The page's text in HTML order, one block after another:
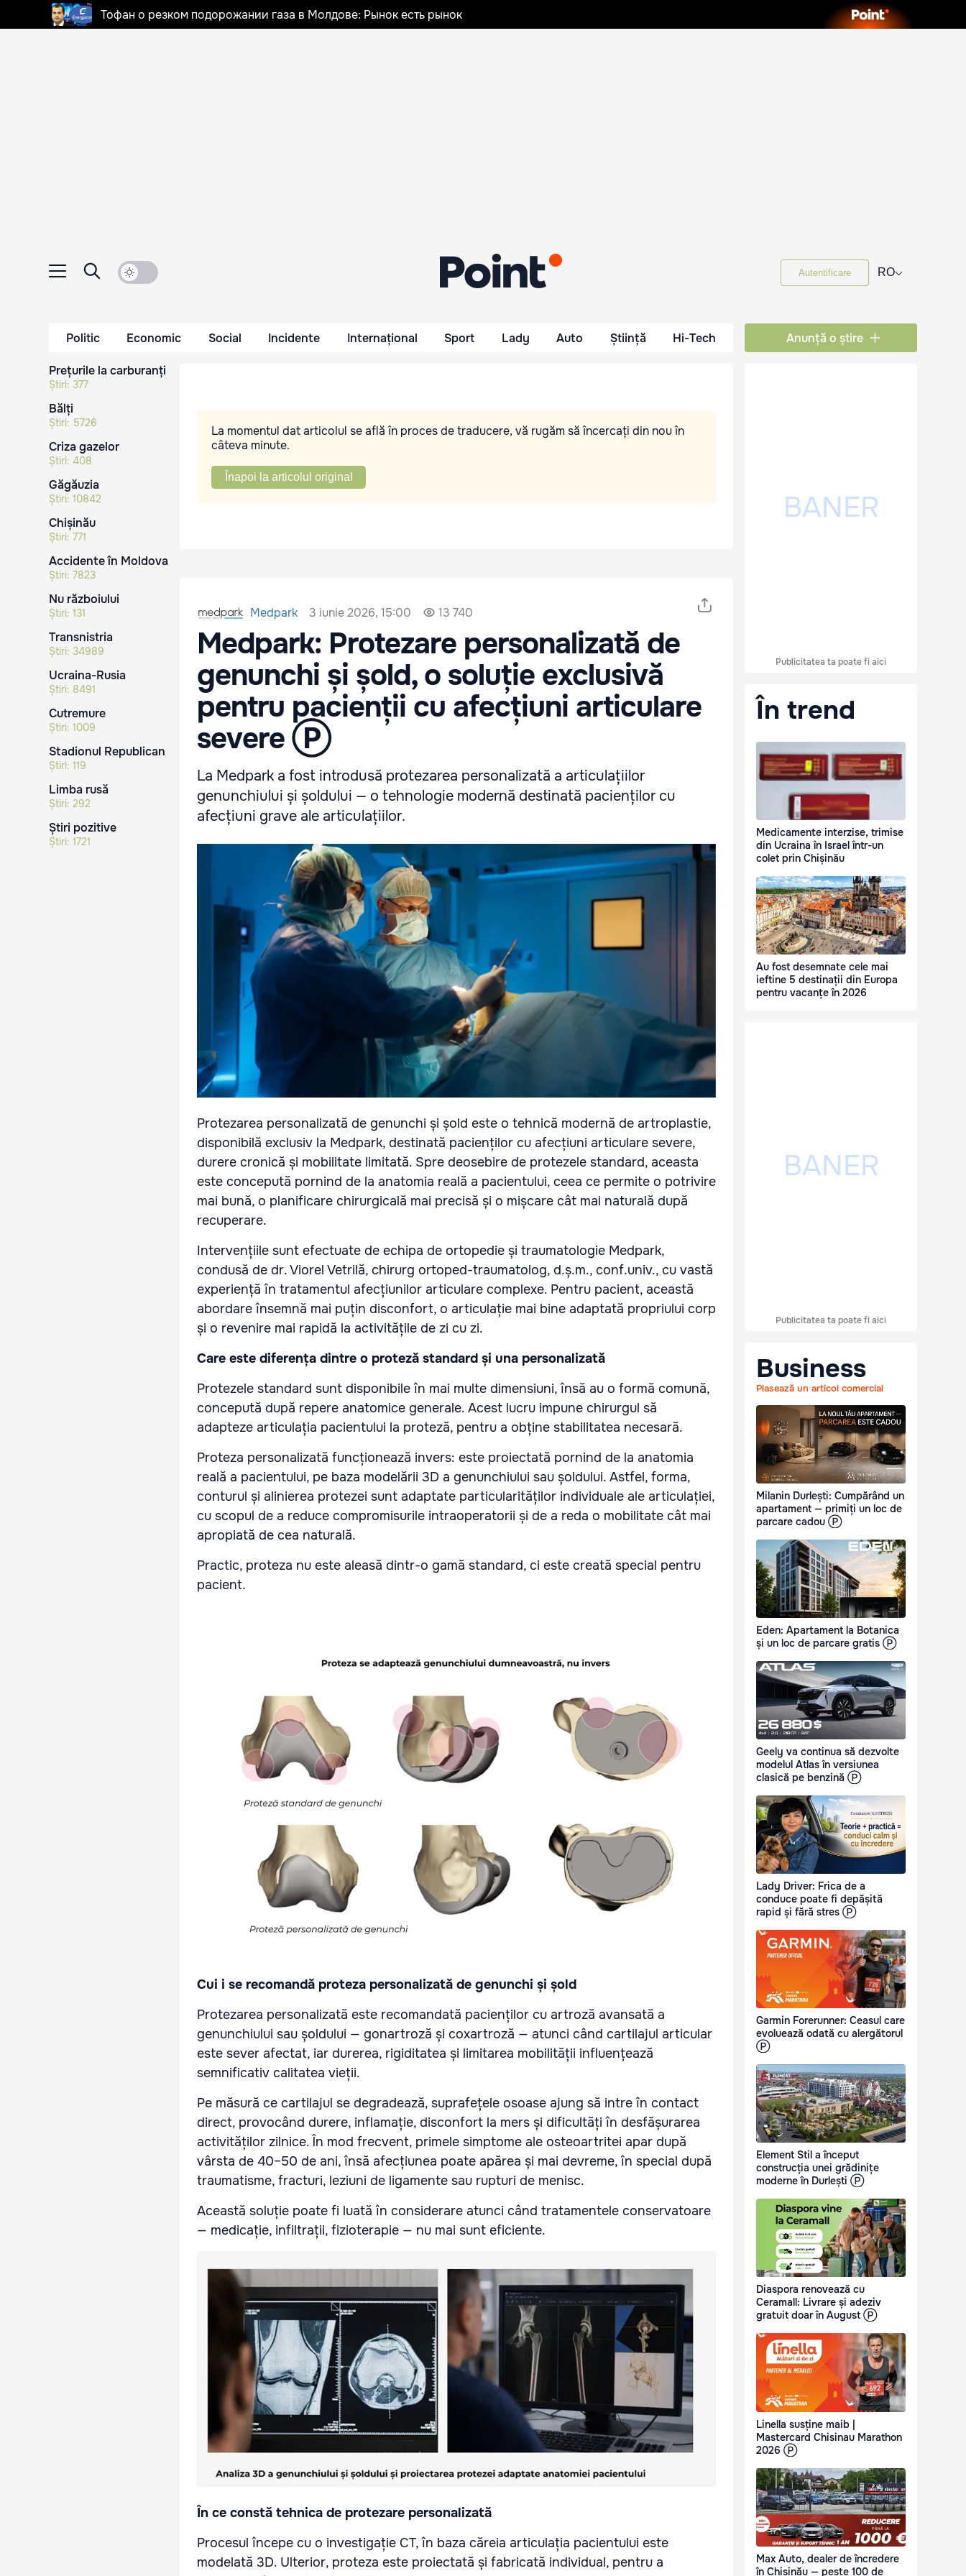
Тофан о резком подорожании газа в Молдове: Рынок есть рынок
Autentificare RO⌵
Politic Economic Social Incidente Internațional Sport Lady Auto Știință Hi-Tech Anunță o știre
Prețurile la carburanți
Știri: 377
Bălți
Știri: 5726
Criza gazelor
Știri: 408
Găgăuzia
Știri: 10842
Chișinău
Știri: 771
Accidente în Moldova
Știri: 7823
Nu războiului
Știri: 131
Transnistria
Știri: 34989
Ucraina-Rusia
Știri: 8491
Cutremure
Știri: 1009
Stadionul Republican
Știri: 119
Limba rusă
Știri: 292
Știri pozitive
Știri: 1721
La momentul dat articolul se află în proces de traducere, vă rugăm să încercați din nou în
câteva minute.
Înapoi la articolul original
Medpark 3 iunie 2026, 15:00 13 740
Medpark: Protezare personalizată de
genunchi și șold, o soluție exclusivă
pentru pacienții cu afecțiuni articulare
severe Ⓟ
La Medpark a fost introdusă protezarea personalizată a articulațiilor
genunchiului și șoldului — o tehnologie modernă destinată pacienților cu
afecțiuni grave ale articulațiilor.
Protezarea personalizată de genunchi și șold este o tehnică modernă de artroplastie,
disponibilă exclusiv la Medpark, destinată pacienților cu afecțiuni articulare severe,
durere cronică și mobilitate limitată. Spre deosebire de protezele standard, aceasta
este concepută pornind de la anatomia reală a pacientului, ceea ce permite o potrivire
mai bună, o planificare chirurgicală mai precisă și o mișcare cât mai naturală după
recuperare.
Intervențiile sunt efectuate de echipa de ortopedie și traumatologie Medpark,
condusă de dr. Viorel Vetrilă, chirurg ortoped-traumatolog, d.ș.m., conf.univ., cu vastă
experiență în tratamentul afecțiunilor articulare complexe. Pentru pacient, această
abordare însemnă mai puțin disconfort, o articulație mai bine adaptată propriului corp
și o revenire mai rapidă la activitățile de zi cu zi.
Care este diferența dintre o proteză standard și una personalizată
Protezele standard sunt disponibile în mai multe dimensiuni, însă au o formă comună,
concepută după repere anatomice generale. Acest lucru impune chirurgul să
adapteze articulația pacientului la proteză, pentru a obține stabilitatea necesară.
Proteza personalizată funcționează invers: este proiectată pornind de la anatomia
reală a pacientului, pe baza modelării 3D a genunchiului sau șoldului. Astfel, forma,
conturul și alinierea protezei sunt adaptate particularităților individuale ale articulației,
cu scopul de a reduce compromisurile intraoperatorii și de a reda o mobilitate cât mai
apropiată de cea naturală.
Practic, proteza nu este aleasă dintr-o gamă standard, ci este creată special pentru
pacient.
Cui i se recomandă proteza personalizată de genunchi și șold
Protezarea personalizată este recomandată pacienților cu artroză avansată a
genunchiului sau șoldului — gonartroză și coxartroză — atunci când cartilajul articular
este sever afectat, iar durerea, rigiditatea și limitarea mobilității influențează
semnificativ calitatea vieții.
Pe măsură ce cartilajul se degradează, suprafețele osoase ajung să intre în contact
direct, provocând durere, inflamație, disconfort la mers și dificultăți în desfășurarea
activităților zilnice. În mod frecvent, primele simptome ale osteoartritei apar după
vârsta de 40–50 de ani, însă afecțiunea poate apărea și mai devreme, în special după
traumatisme, fracturi, leziuni de ligamente sau rupturi de menisc.
Această soluție poate fi luată în considerare atunci când tratamentele conservatoare
— medicație, infiltrații, fizioterapie — nu mai sunt eficiente.
În ce constă tehnica de protezare personalizată
Procesul începe cu o investigație CT, în baza căreia articulația pacientului este
modelată 3D. Ulterior, proteza este proiectată și fabricată individual, pentru a
Publicitatea ta poate fi aici
În trend
Medicamente interzise, trimise
din Ucraina în Israel într-un
colet prin Chișinău
Au fost desemnate cele mai
ieftine 5 destinații din Europa
pentru vacanțe în 2026
Publicitatea ta poate fi aici
Business
Plasează un articol comercial
Milanin Durlești: Cumpărând un
apartament — primiți un loc de
parcare cadou Ⓟ
Eden: Apartament la Botanica
și un loc de parcare gratis Ⓟ
Geely va continua să dezvolte
modelul Atlas în versiunea
clasică pe benzină Ⓟ
Lady Driver: Frica de a
conduce poate fi depășită
rapid și fără stres Ⓟ
Garmin Forerunner: Ceasul care
evoluează odată cu alergătorul
Ⓟ
Element Stil a început
construcția unei grădinițe
moderne în Durlești Ⓟ
Diaspora renovează cu
Ceramall: Livrare și adeziv
gratuit doar în August Ⓟ
Linella susține maib |
Mastercard Chisinau Marathon
2026 Ⓟ
Max Auto, dealer de încredere
în Chișinău — peste 100 de